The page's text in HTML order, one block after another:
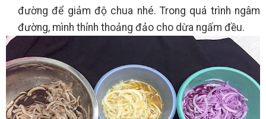
đường để giảm độ chua nhé. Trong quá trình ngâm
đường, mình thỉnh thoảng đảo cho dừa ngấm đều.